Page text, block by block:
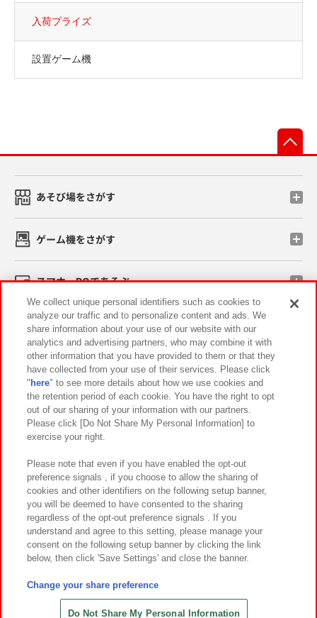
入荷プライズ
設置ゲーム機
あそび場をさがす
ゲーム機をさがす
スマホ・PCであそぶ
イベント・キャンペーン
関連会社 サステナビリティ サイトポリシー
プライバシーポリシー ウェブアクセシビリティ方針と検証結果
お取引先さまとともに
カスタマーハラスメント対応方針 よくあるご質問・お問い合わせ
©Bandai Namco Amusement Inc.
©Bandai Namco Amusement Lab Inc.
©HANAYASHIKI Co., Ltd. All Rights Reserved.
We collect unique personal identifiers such as cookies to
analyze our traffic and to personalize content and ads. We
share information about your use of our website with our
analytics and advertising partners, who may combine it with
other information that you have provided to them or that they
have collected from your use of their services. Please click
" here" to see more details about how we use cookies and
the retention period of each cookie. You have the right to opt
out of our sharing of your information with our partners.
Please click [Do Not Share My Personal Information] to
exercise your right.
Please note that even if you have enabled the opt-out
preference signals , if you choose to allow the sharing of
cookies and other identifiers on the following setup banner,
you will be deemed to have consented to the sharing
regardless of the opt-out preference signals . If you
understand and agree to this setting, please manage your
consent on the following setup banner by clicking the link
below, then click 'Save Settings' and close the banner.
Change your share preference
Do Not Share My Personal Information